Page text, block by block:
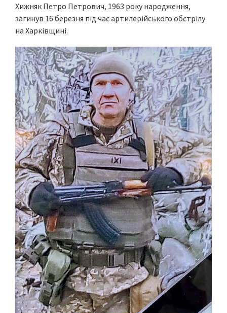
Хижняк Петро Петрович, 1963 року народження,
загинув 16 березня під час артилерійського обстрілу
на Харківщині.